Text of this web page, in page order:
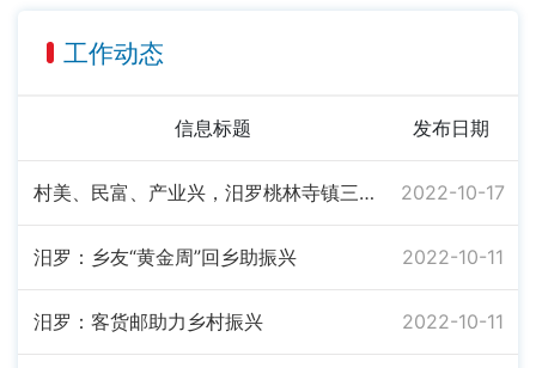
工作动态
信息标题 发布日期
村美、民富、产业兴，汨罗桃林寺镇三新村这样做 2022-10-17
汨罗：乡友“黄金周”回乡助振兴 2022-10-11
汨罗：客货邮助力乡村振兴 2022-10-11